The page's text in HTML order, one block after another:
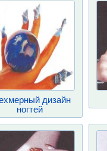
дизайн
ногтей